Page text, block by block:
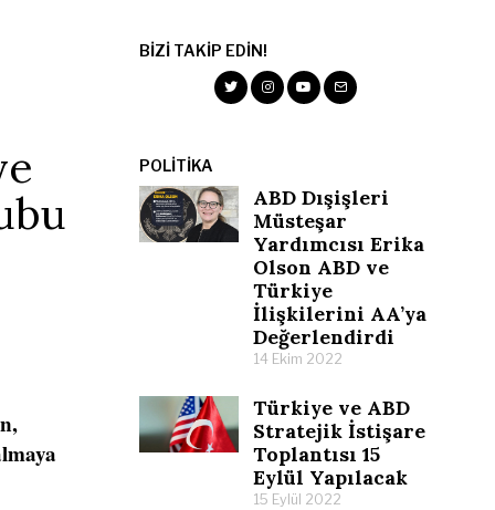
BIZI TAKIP EDIN!
POLITIKA
ABD Dışişleri
Müsteşar
Yardımcısı Erika
Olson ABD ve
Türkiye
İlişkilerini AA’ya
Değerlendirdi
14 Ekim 2022
Türkiye ve ABD
Stratejik İstişare
Toplantısı 15
Eylül Yapılacak
15 Eylül 2022